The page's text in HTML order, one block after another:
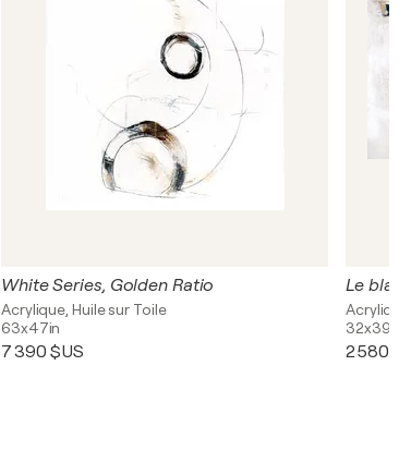
White Series, Golden Ratio
Acrylique, Huile sur Toile
63x47in
7 390 $US
Le
32x39in
2 580